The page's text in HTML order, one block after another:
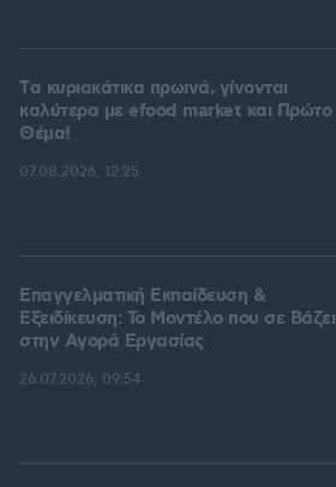
Tα κυριακάτικα πρωινά, γίνονται
καλύτερα με efood market και Πρώτο
Θέμα!
07.08.2026, 12:25
Επαγγελματική Εκπαίδευση &
Εξειδίκευση: Το Mοντέλο που σε Bάζει
στην Aγορά Eργασίας
26.07.2026, 09:54